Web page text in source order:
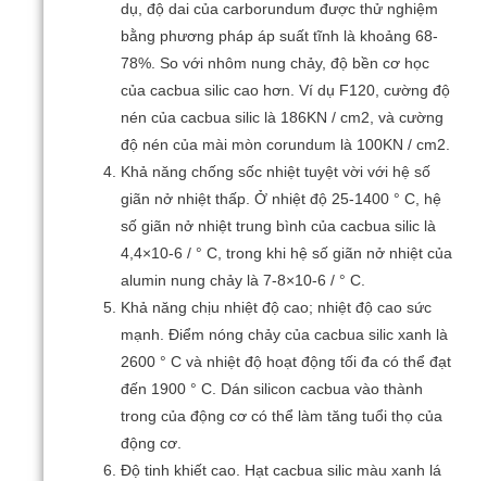
dụ, độ dai của carborundum được thử nghiệm
bằng phương pháp áp suất tĩnh là khoảng 68-
78%. So với nhôm nung chảy, độ bền cơ học
của cacbua silic cao hơn.Ví dụ F120, cường độ
nén của cacbua silic là 186KN / cm2, và cường
độ nén của mài mòn corundum là 100KN / cm2.
Khả năng chống sốc nhiệt tuyệt vời với hệ số
giãn nở nhiệt thấp.Ở nhiệt độ 25-1400 ° C, hệ
số giãn nở nhiệt trung bình của cacbua silic là
4,4×10-6 / ° C, trong khi hệ số giãn nở nhiệt của
alumin nung chảy là 7-8×10-6 / ° C.
Khả năng chịu nhiệt độ cao; nhiệt độ cao sức
mạnh.Điểm nóng chảy của cacbua silic xanh là
2600 ° C và nhiệt độ hoạt động tối đa có thể đạt
đến 1900 ° C. Dán silicon cacbua vào thành
trong của động cơ có thể làm tăng tuổi thọ của
động cơ.
Độ tinh khiết cao. Hạt cacbua silic màu xanh lá